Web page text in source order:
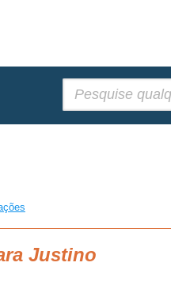
Justino